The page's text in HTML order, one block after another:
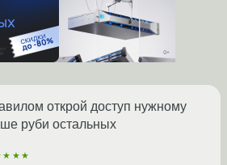
открой доступ нужному
руби остальных